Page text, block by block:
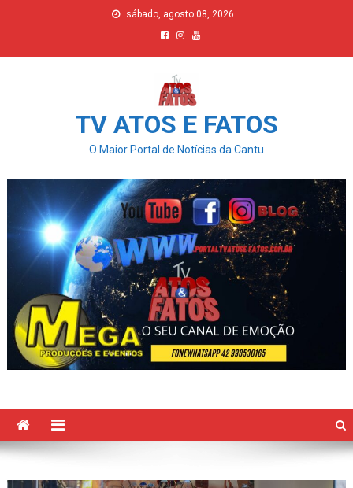
sábado, agosto 08, 2026
TV ATOS E FATOS
O Maior Portal de Notícias da Cantu